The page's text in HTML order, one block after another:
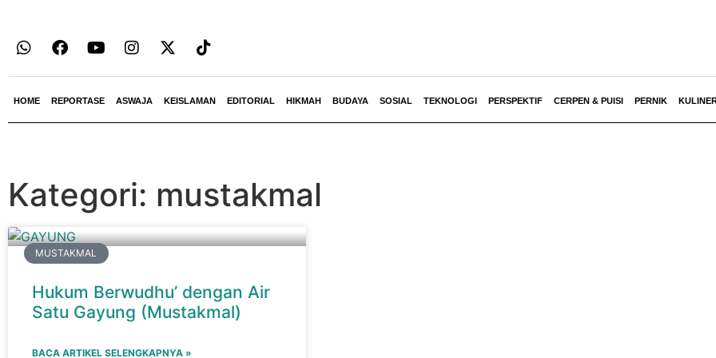
HOME REPORTASE ASWAJA KEISLAMAN EDITORIAL HIKMAH BUDAYA SOSIAL TEKNOLOGI PERSPEKTIF CERPEN & PUISI PERNIK
Kategori: mustakmal
MUSTAKMAL
Hukum Berwudhu’ dengan Air
Satu Gayung (Mustakmal)
BACA ARTIKEL SELENGKAPNYA »